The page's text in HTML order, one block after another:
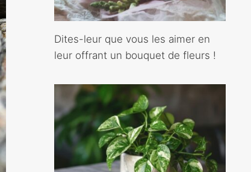
Dites-leur que vous les aimer en
leur offrant un bouquet de fleurs !